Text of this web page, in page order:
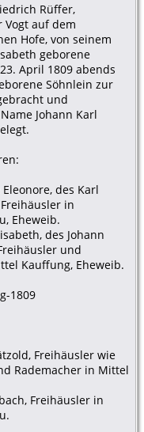
Rüffer,
auf dem
Hofe, von seinem
geborene
April 1809 abends
Söhnlein zur
und
Johann Karl
des Karl
in
Eheweib.
des Johann
und
Kauffung, Eheweib.
1809
Freihäusler wie
Rademacher in Mittel
Freihäusler in